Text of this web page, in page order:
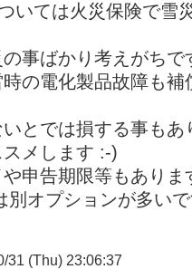
いては火災保険で雪
事ばかり考えがち
の電化製品故障も
とでは損する事も
メします :-)
申告期限等もあり
別オプションが多い
31 (Thu) 23:06:37